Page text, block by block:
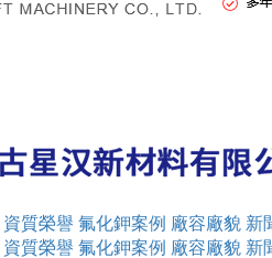
資質榮譽 氟化鉀案例 廠容廠貌 新
資質榮譽 氟化鉀案例 廠容廠貌 新